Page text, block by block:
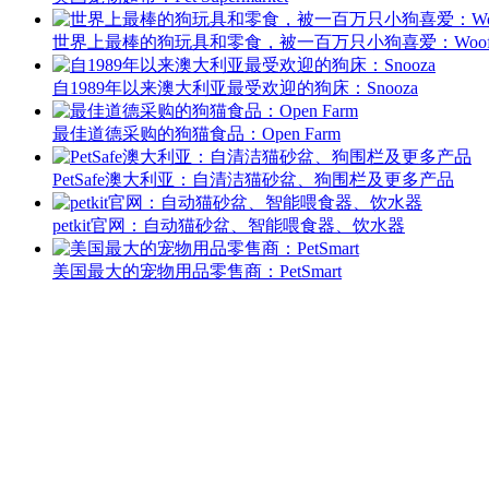
世界上最棒的狗玩具和零食，被一百万只小狗喜爱：
自1989年以来澳大利亚最受欢迎的狗床：Snooza
最佳道德采购的狗猫食品：Open Farm
PetSafe澳大利亚：自清洁猫砂盆、狗围栏及更多产品
petkit官网：自动猫砂盆、智能喂食器、饮水器
美国最大的宠物用品零售商：PetSmart